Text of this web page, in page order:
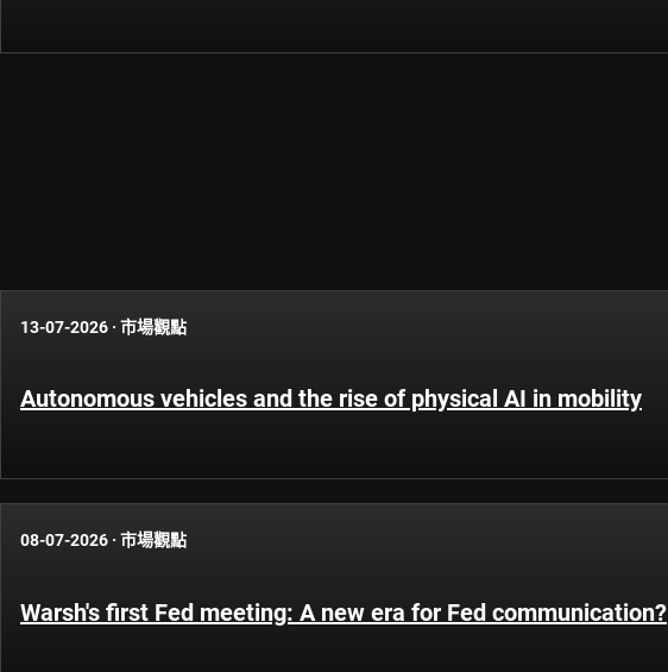
13-07-2026 · 市場觀點
Autonomous vehicles and the rise of physical AI in mobility
08-07-2026 · 市場觀點
Warsh's first Fed meeting: A new era for Fed communication?